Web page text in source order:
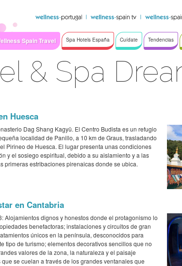
Spain Travel Spa Hotels España Cuídate Tendencias
& Spa
Huesca
Dag Shang Kagyü. El Centro Budista es un refugio
localidad de Panillo, a 10 km de Graus, trasladando
Pirineo de Huesca. El lugar presenta unas condiciones
y el sosiego espiritual, debido a su aislamiento y a las
primeras estribaciones pirenaicas donde se ubica.
en Cantabria
Alojamientos dignos y honestos donde el protagonismo lo
benefactoras; instalaciones y circuitos de gran
únicos en la península, desconocidos para
tipo de turismo; elementos decorativos sencillos que no
valores de la zona, la naturaleza y el paisaje
se cuelan a través de los grandes ventanales que